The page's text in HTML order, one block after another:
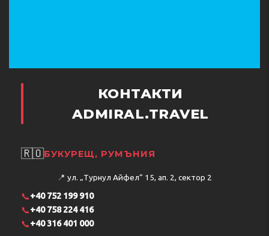
КОНТАКТИ
ADMIRAL.TRAVEL
🇷🇴БУКУРЕЩ, РУМЪНИЯ
📍 ул. „Турнул Айфел“ 15, ап. 2, сектор 2
📞+40 752 199 910
📞+40 758 224 416
📞+40 316 401 000